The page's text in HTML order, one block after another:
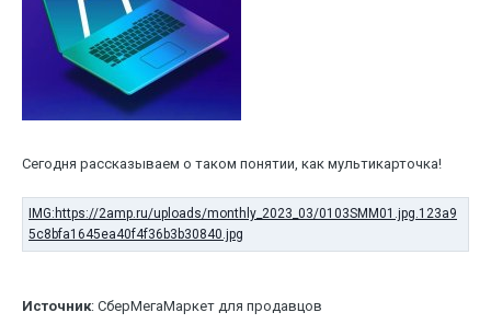
Сегодня рассказываем о таком понятии, как мультикарточка!
Источник: СберМегаМаркет для продавцов